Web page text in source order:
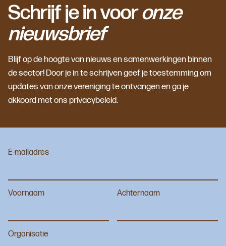
Schrijf je in vooronze
nieuwsbrief
Blijf op de hoogte van nieuws en samenwerkingen binnen
de sector! Door je in te schrijven geef je toestemming om
updates van onze vereniging te ontvangen en ga je
akkoord met ons privacybeleid.
E-mailadres
Voornaam Achternaam
Organisatie